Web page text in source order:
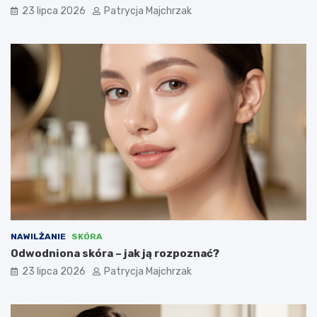
23 lipca 2026 Patrycja Majchrzak
NAWILŻANIE SKÓRA
Odwodniona skóra – jak ją rozpoznać?
23 lipca 2026 Patrycja Majchrzak